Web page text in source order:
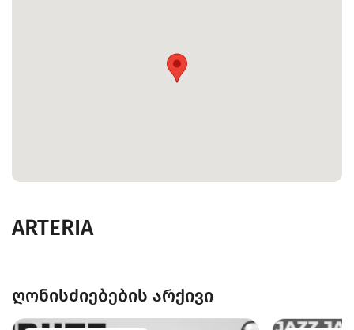
ARTERIA
ღონისძიებების არქივი